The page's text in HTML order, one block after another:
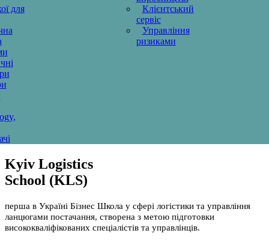
для
Клієнтський
сервіс
Управління
ризиками
Kyiv Logistics
School (KLS)
перша в Україні Бізнес Школа у сфері логістики та управління
ланцюгами постачання, створена з метою підготовки
висококваліфікованих спеціалістів та управлінців.